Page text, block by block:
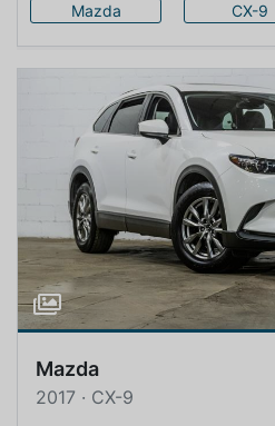
Mazda CX-9
Mazda
2017 · CX-9